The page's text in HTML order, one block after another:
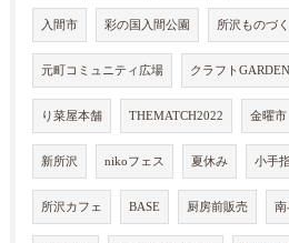
入間市 彩の国入間公園 所沢ものづ
元町コミュニティ広場 クラフトGARDEN
り菜屋本舗 THEMATCH2022 金曜市
新所沢 nikoフェス 夏休み 小手
所沢カフェ BASE 厨房前販売 南